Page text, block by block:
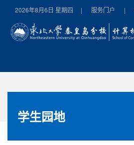
2026年8月6日 星期四 | 服务门户 |
学生园地